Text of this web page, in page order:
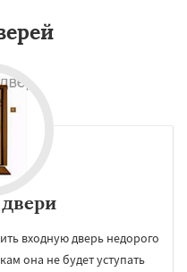
входную дверь недорого
она не будет уступать